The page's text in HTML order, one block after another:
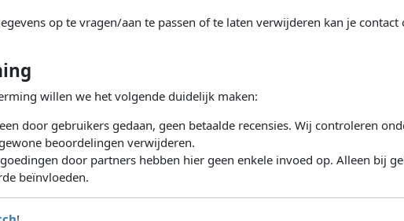
op te vragen/aan te passen of te laten verwijderen kan je contact
willen we het volgende duidelijk maken:
door gebruikers gedaan, geen betaalde recensies. Wij controleren
beoordelingen verwijderen.
door partners hebben hier geen enkele invoed op. Alleen bij
beïnvloeden.